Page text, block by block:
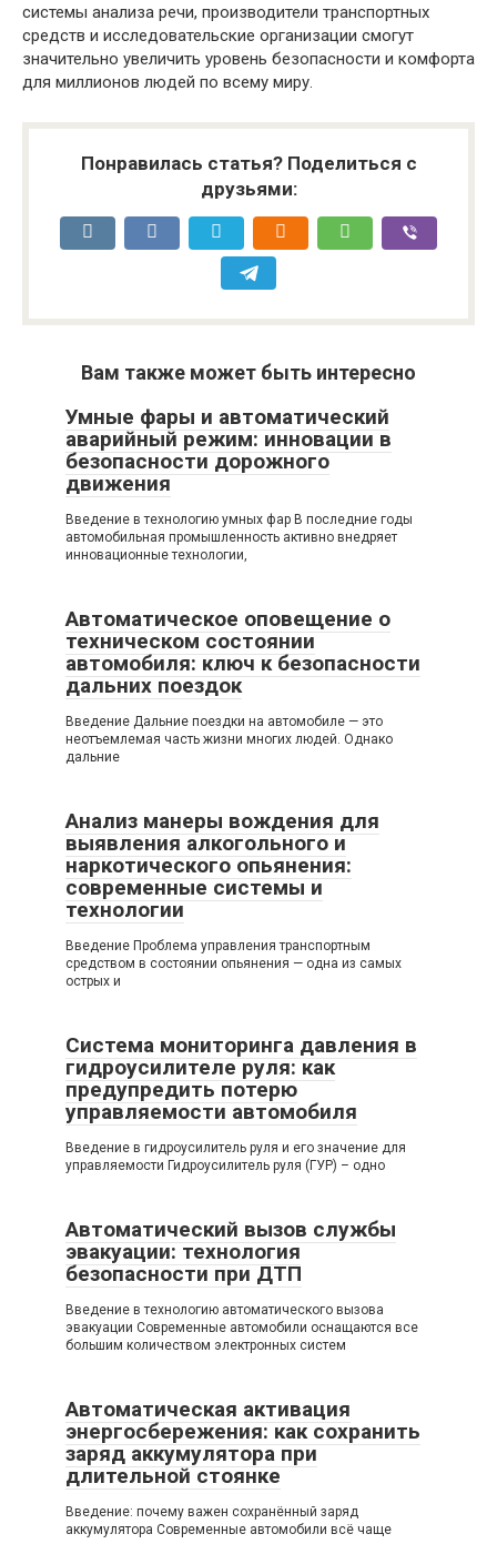
системы анализа речи, производители транспортных
средств и исследовательские организации смогут
значительно увеличить уровень безопасности и комфорта
для миллионов людей по всему миру.
Понравилась статья? Поделиться с
друзьями:
Вам также может быть интересно
Умные фары и автоматический
аварийный режим: инновации в
безопасности дорожного
движения
Введение в технологию умных фар В последние годы
автомобильная промышленность активно внедряет
инновационные технологии,
Автоматическое оповещение о
техническом состоянии
автомобиля: ключ к безопасности
дальних поездок
Введение Дальние поездки на автомобиле — это
неотъемлемая часть жизни многих людей. Однако
дальние
Анализ манеры вождения для
выявления алкогольного и
наркотического опьянения:
современные системы и
технологии
Введение Проблема управления транспортным
средством в состоянии опьянения — одна из самых
острых и
Система мониторинга давления в
гидроусилителе руля: как
предупредить потерю
управляемости автомобиля
Введение в гидроусилитель руля и его значение для
управляемости Гидроусилитель руля (ГУР) – одно
Автоматический вызов службы
эвакуации: технология
безопасности при ДТП
Введение в технологию автоматического вызова
эвакуации Современные автомобили оснащаются все
большим количеством электронных систем
Автоматическая активация
энергосбережения: как сохранить
заряд аккумулятора при
длительной стоянке
Введение: почему важен сохранённый заряд
аккумулятора Современные автомобили всё чаще